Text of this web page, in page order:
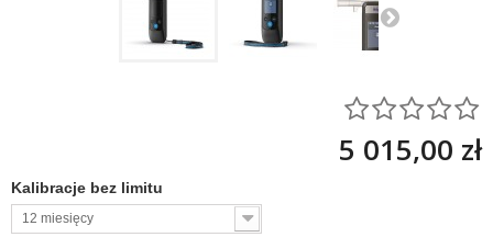
5 015,00 zł
Kalibracje bez limitu
12 miesięcy